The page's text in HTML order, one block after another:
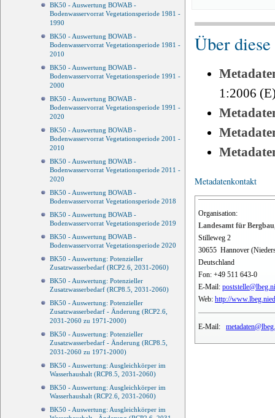
BK50 - Auswertung BOWAB -
Bodenwasservorrat Vegetationsperiode 1981 -
1990
BK50 - Auswertung BOWAB -
Bodenwasservorrat Vegetationsperiode 1981 -
2010
BK50 - Auswertung BOWAB -
Bodenwasservorrat Vegetationsperiode 1991 -
2000
BK50 - Auswertung BOWAB -
Bodenwasservorrat Vegetationsperiode 1991 -
2020
BK50 - Auswertung BOWAB -
Bodenwasservorrat Vegetationsperiode 2001 -
2010
BK50 - Auswertung BOWAB -
Bodenwasservorrat Vegetationsperiode 2011 -
2020
BK50 - Auswertung BOWAB -
Bodenwasservorrat Vegetationsperiode 2018
BK50 - Auswertung BOWAB -
Bodenwasservorrat Vegetationsperiode 2019
BK50 - Auswertung BOWAB -
Bodenwasservorrat Vegetationsperiode 2020
BK50 - Auswertung: Potenzieller
Zusatzwasserbedarf (RCP2.6, 2031-2060)
BK50 - Auswertung: Potenzieller
Zusatzwasserbedarf (RCP8.5, 2031-2060)
BK50 - Auswertung: Potenzieller
Zusatzwasserbedarf - Änderung (RCP2.6,
2031-2060 zu 1971-2000)
BK50 - Auswertung: Potenzieller
Zusatzwasserbedarf - Änderung (RCP8.5,
2031-2060 zu 1971-2000)
BK50 - Auswertung: Ausgleichkörper im
Wasserhaushalt (RCP8.5, 2031-2060)
BK50 - Auswertung: Ausgleichkörper im
Wasserhaushalt (RCP2.6, 2031-2060)
BK50 - Auswertung: Ausgleichkörper im
Über
1:2006
Metadatenkontakt
Organisation:
Landesamt für
Stilleweg 2
30655 Hannover
Deutschland
Fon: +49 511 643-0
E-Mail:
Web: http://
E-Mail: